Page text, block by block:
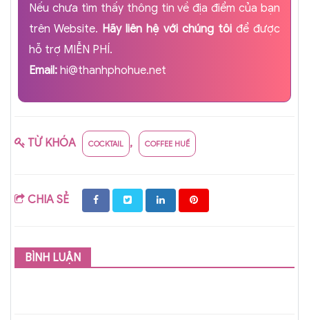
Nếu chưa tìm thấy thông tin về địa điểm của bạn
trên Website. Hãy liên hệ với chúng tôiđể được
hỗ trợ MIỄN PHÍ.
Email: hi@thanhphohue.net
TỪ KHÓA COCKTAIL , COFFEE HUẾ
CHIA SẺ
BÌNH LUẬN